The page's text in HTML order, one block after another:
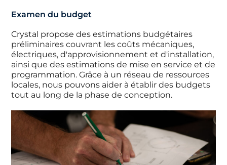
Examen du budget
Crystal propose des estimations budgétaires
préliminaires couvrant les coûts mécaniques,
électriques, d'approvisionnement et d'installation,
ainsi que des estimations de mise en service et de
programmation. Grâce à un réseau de ressources
locales, nous pouvons aider à établir des budgets
tout au long de la phase de conception.